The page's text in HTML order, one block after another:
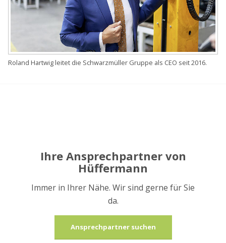
Roland Hartwig leitet die Schwarzmüller Gruppe als CEO seit 2016.
Ihre Ansprechpartner von
Hüffermann
Immer in Ihrer Nähe. Wir sind gerne für Sie
da.
Ansprechpartner suchen